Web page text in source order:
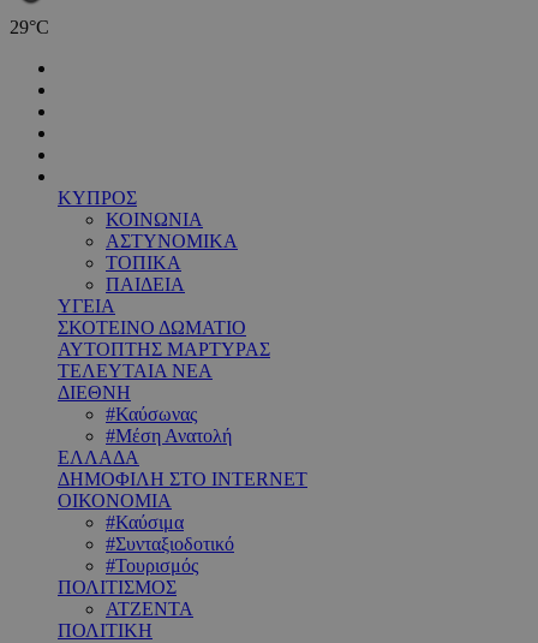
29°C
ΚΥΠΡΟΣ
ΚΟΙΝΩΝΙΑ
ΑΣΤΥΝΟΜΙΚΑ
ΤΟΠΙΚΑ
ΠΑΙΔΕΙΑ
ΥΓΕΙΑ
ΣΚΟΤΕΙΝΟ ΔΩΜΑΤΙΟ
ΑΥΤΟΠΤΗΣ ΜΑΡΤΥΡΑΣ
ΤΕΛΕΥΤΑΙΑ ΝΕΑ
ΔΙΕΘΝΗ
#Καύσωνας
#Μέση Ανατολή
ΕΛΛΑΔΑ
ΔΗΜΟΦΙΛΗ ΣΤΟ INTERNET
ΟΙΚΟΝΟΜΙΑ
#Καύσιμα
#Συνταξιοδοτικό
#Τουρισμός
ΠΟΛΙΤΙΣΜΟΣ
ΑΤΖΕΝΤΑ
ΠΟΛΙΤΙΚΗ